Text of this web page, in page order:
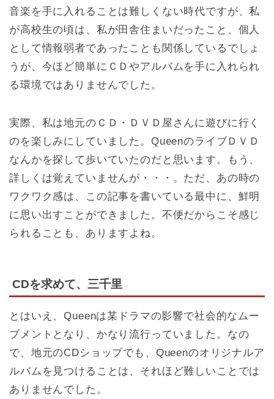
音楽を手に入れることは難しくない時代ですが、私
が高校生の頃は、私が田舎住まいだったこと、個人
として情報弱者であったことも関係しているでしょ
うが、今ほど簡単にＣＤやアルバムを手に入れられ
る環境ではありませんでした。
実際、私は地元のＣＤ・ＤＶＤ屋さんに遊びに行く
のを楽しみにしていました。QueenのライブＤＶＤ
なんかを探して歩いていたのだと思います。もう、
詳しくは覚えていませんが・・・。ただ、あの時の
ワクワク感は、この記事を書いている最中に、鮮明
に思い出すことができました。不便だからこそ感じ
られることも、ありますよね。
CDを求めて、三千里
とはいえ、Queenは某ドラマの影響で社会的なムー
ブメントとなり、かなり流行っていました。なの
で、地元のCDショップでも、Queenのオリジナルア
ルバムを見つけることは、それほど難しいことでは
ありませんでした。